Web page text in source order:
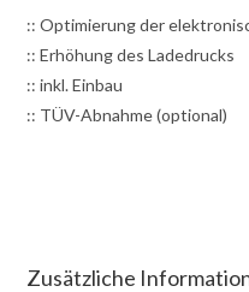
:: Optimierung der
:: Erhöhung des Ladedrucks
:: inkl. Einbau
:: TÜV-Abnahme (optional)
Zusätzliche